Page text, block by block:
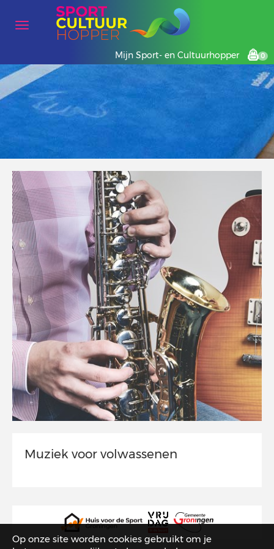
Op onze site worden cookies gebruikt om je
Mijn Sport- en Cultuurhopper 0
Muziek voor volwassenen